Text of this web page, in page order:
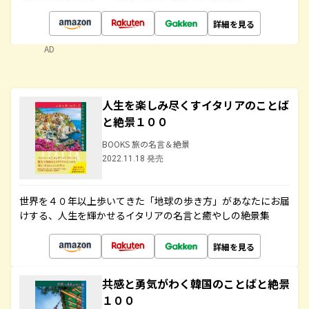
詳細を見る
AD
人生を楽しみ尽くすイタリアのことば
と絶景１００
BOOKS 旅の名言＆絶景
2022.11.18 発売
世界を４０年以上歩いてきた「地球の歩き方」があなたにお届
けする、人生を輝かせるイタリアの名言と癒やしの絶景集
詳細を見る
共感と勇気がわく韓国のことばと絶景
１００